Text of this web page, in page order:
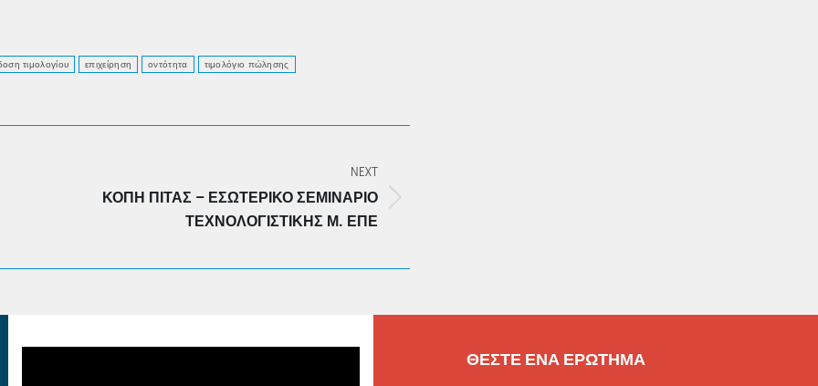
τιμολογίου επιχείρηση οντότητα τιμολόγιο πώλησης
NEXT
ΚΟΠΉ ΠΊΤΑΣ – ΕΣΩΤΕΡΙΚΌ ΣΕΜΙΝΆΡΙΟ
ΤΕΧΝΟΛΟΓΙΣΤΙΚΉΣ Μ. ΕΠΕ
ΘΕΣΤΕ ΕΝΑ ΕΡΩΤΗΜΑ